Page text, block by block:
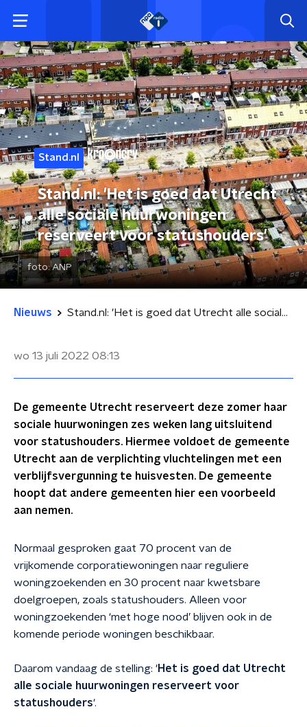
Stand.nl
Stand.nl: 'Het is goed dat Utrecht
alle sociale huurwoningen
reserveert voor statushouders'
foto:ANP
Nieuws Stand.nl: 'Het is goed dat Utrecht alle sociale huurwoningen reserveert voor statushouders'
wo 13 juli 2022 08:13
De gemeente Utrecht reserveert deze zomer haar
sociale huurwoningen zes weken lang uitsluitend
voor statushouders. Hiermee voldoet de gemeente
Utrecht aan de verplichting vluchtelingen met een
verblijfsvergunning te huisvesten. De gemeente
hoopt dat andere gemeenten hier een voorbeeld
aan nemen.
Normaal gesproken gaat 70 procent van de
vrijkomende corporatiewoningen naar reguliere
woningzoekenden en 30 procent naar kwetsbare
doelgroepen, zoals statushouders. Alleen voor
woningzoekenden ‘met hoge nood’ blijven ook in de
komende periode woningen beschikbaar.
Daarom vandaag de stelling: 'Het is goed dat Utrecht
alle sociale huurwoningen reserveert voor
statushouders'.